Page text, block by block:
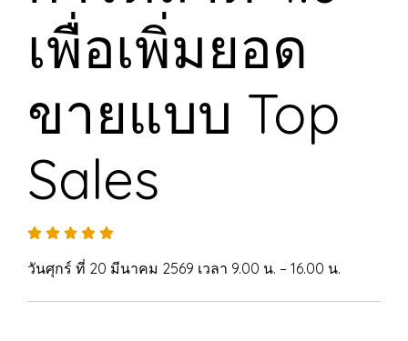
เพื่อเพิ่มยอด
ขายแบบ Top
Sales
วันศุกร์ ที่ 20 มีนาคม 2569 เวลา 9.00 น. – 16.00 น.